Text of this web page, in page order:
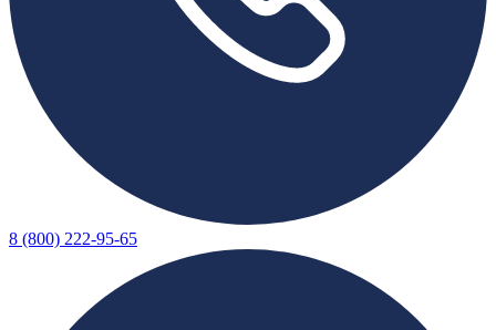
8 (800) 222-95-65